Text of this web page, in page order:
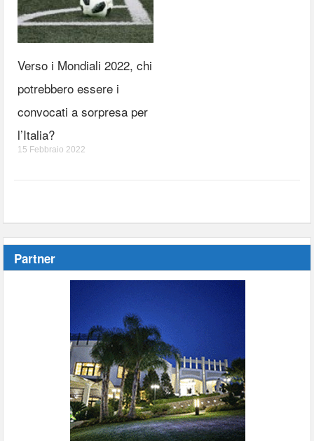
Verso i Mondiali 2022, chi
potrebbero essere i
convocati a sorpresa per
l’Italia?
15 Febbraio 2022
Partner